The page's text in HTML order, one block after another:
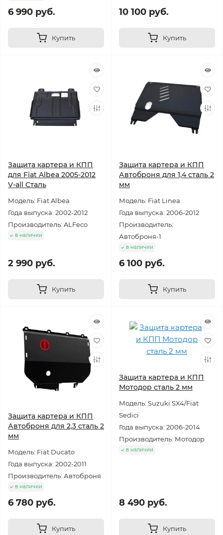
6 990 руб.
Купить
10 100 руб.
Купить
Защита картера и КПП
для Fiat Albea 2005-2012
V-all Сталь
Модель: Fiat Albea
Года выпуска: 2002-2012
Производитель: ALFeco
в наличии
2 990 руб.
Купить
Защита картера и КПП
Автоброня для 1,4 сталь 2
мм
Модель: Fiat Linea
Года выпуска: 2006-2012
Производитель:
Автоброня-1
в наличии
6 100 руб.
Купить
Защита картера и КПП
Автоброня для 2,3 сталь 2
мм
Модель: Fiat Ducato
Года выпуска: 2002-2011
Производитель: Автоброня
в наличии
6 780 руб.
Купить
Защита картера и КПП
Мотодор сталь 2 мм
Модель: Suzuki SX4/Fiat
Sedici
Года выпуска: 2006-2014
Производитель: Мотодор
в наличии
8 490 руб.
Купить